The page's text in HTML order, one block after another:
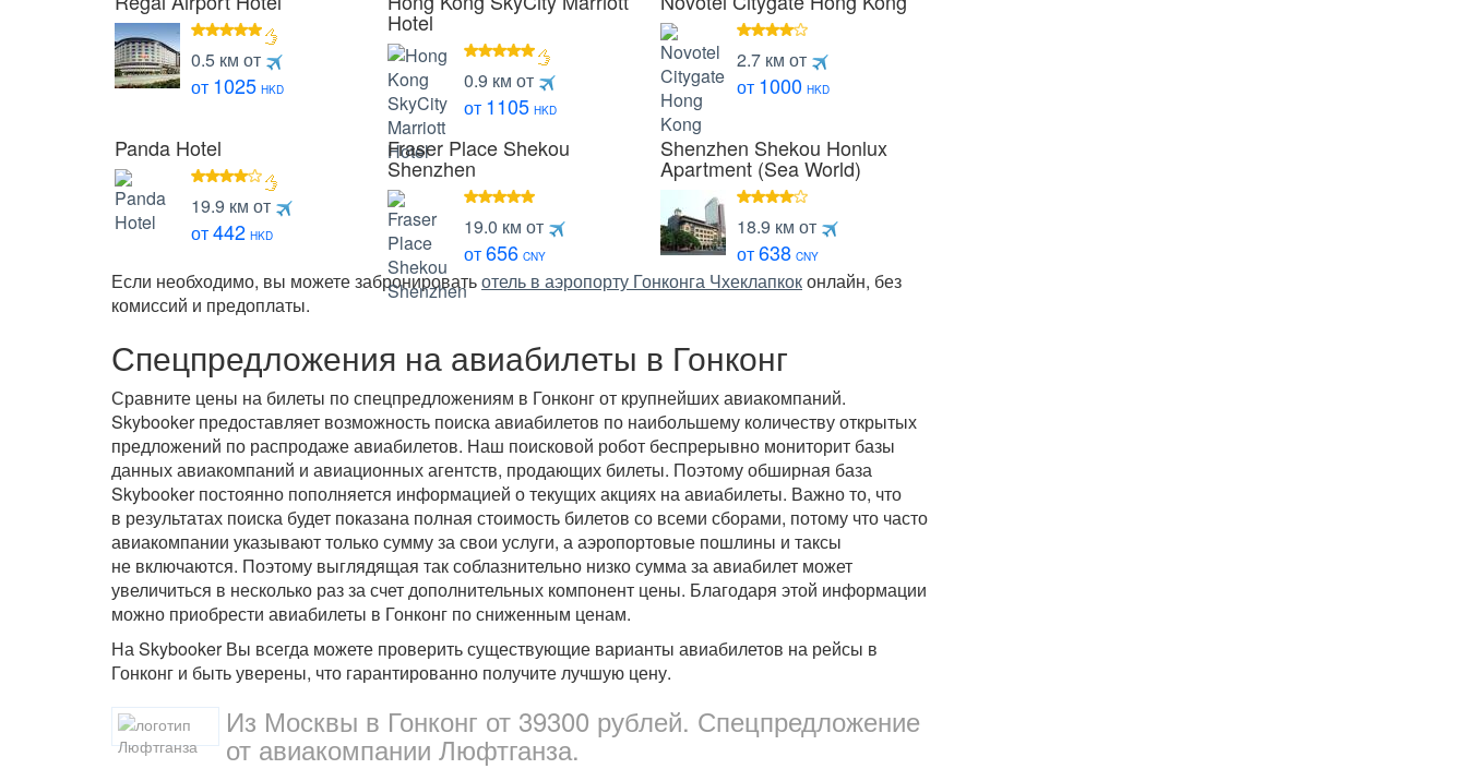
5 звезд
0.5 км от
от 1025 HKD
Hotel
5 звезд
0.9 км от
от 1105 HKD
4
звезды
2.7 км от
от 1000 HKD
Panda Hotel
4
звезды
19.9 км от
от442 HKD
Fraser Place Shekou
Shenzhen
5 звезд
19.0 км от
от656 CNY
Shenzhen Shekou Honlux
Apartment (Sea World)
4
звезды
18.9 км от
от638 CNY
Если необходимо, вы можете забронироватьотель в аэропорту Гонконга Чхеклапкоконлайн, без
комиссий и предоплаты.
Спецпредложения на авиабилеты в Гонконг
Сравните цены на билеты по спецпредложениям в Гонконг от крупнейших авиакомпаний.
Skybooker предоставляет возможность поиска авиабилетов по наибольшему количеству открытых
предложений по распродаже авиабилетов. Наш поисковой робот беспрерывно мониторит базы
данных авиакомпаний и авиационных агентств, продающих билеты. Поэтому обширная база
Skybooker постоянно пополняется информацией о текущих акциях на авиабилеты. Важно то, что
в результатах поиска будет показана полная стоимость билетов со всеми сборами, потому что часто
авиакомпании указывают только сумму за свои услуги, а аэропортовые пошлины и таксы
не включаются. Поэтому выглядящая так соблазнительно низко сумма за авиабилет может
увеличиться в несколько раз за счет дополнительных компонент цены. Благодаря этой информации
можно приобрести авиабилеты в Гонконг по сниженным ценам.
На Skybooker Вы всегда можете проверить существующие варианты авиабилетов на рейсы в
Гонконг и быть уверены, что гарантированно получите лучшую цену.
Из Москвы в Гонконг от 39300 рублей. Спецпредложение
от авиакомпании Люфтганза.